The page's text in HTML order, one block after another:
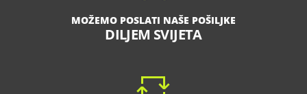
MOŽEMO POSLATI NAŠE POŠILJKE
DILJEM SVIJETA